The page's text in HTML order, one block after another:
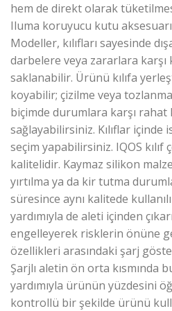
hem de direkt olarak
Iluma koruyucu kutu
Modeller, kılıfları sayesinde
darbelere veya zararlara karşı
saklanabilir. Ürünü kılıfa
koyabilir; çizilme veya
biçimde durumlara karşı rahat
sağlayabilirsiniz. Kılıflar
seçim yapabilirsiniz. IQOS kılıf
kalitelidir. Kaymaz silikon
yırtılma ya da kir tutma
süresince aynı kalitede
yardımıyla de aleti içinden
engelleyerek risklerin önüne
özellikleri arasındaki şarj
Şarjlı aletin ön orta kısmında
yardımıyla ürünün yüzdesini
kontrollü bir şekilde ürünü